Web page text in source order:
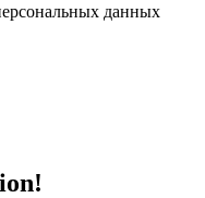
данных